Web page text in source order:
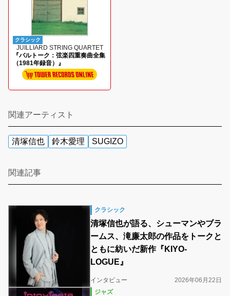
クラシック
JUILLIARD STRING QUARTET
『バルトーク：弦楽四重奏曲全集
（1981年録音）』
関連アーティスト
清塚信也 鈴木愛理 SUGIZO
関連記事
クラシック
清塚信也が語る、シューマンやブラ
ームス、滝廉太郎の作品をトークと
ともに紡いだ新作『KIYO-
LOGUE』
インタビュー
2026年06月22日
ジャズ